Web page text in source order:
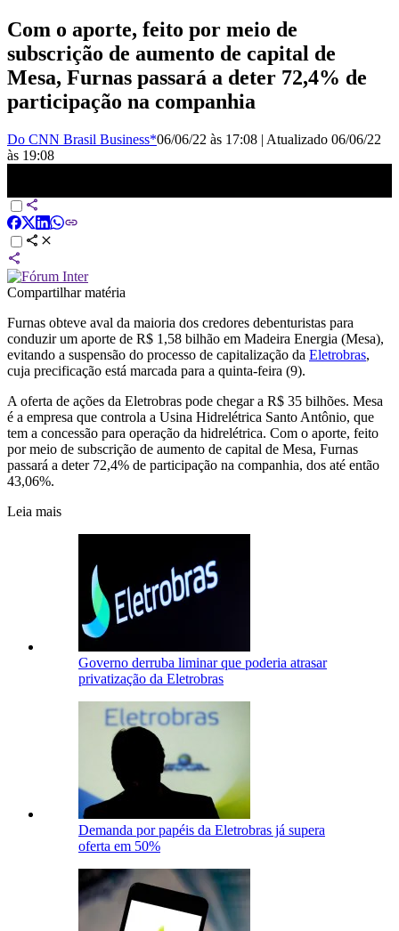
Com o aporte, feito por meio de
subscrição de aumento de capital de
Mesa, Furnas passará a deter 72,4% de
participação na companhia
Do CNN Brasil Business*06/06/22 às 17:08 | Atualizado 06/06/22
às 19:08
Compartilhar matéria
Furnas obteve aval da maioria dos credores debenturistas para
conduzir um aporte de R$ 1,58 bilhão em Madeira Energia (Mesa),
evitando a suspensão do processo de capitalização da Eletrobras,
cuja precificação está marcada para a quinta-feira (9).
A oferta de ações da Eletrobras pode chegar a R$ 35 bilhões. Mesa
é a empresa que controla a Usina Hidrelétrica Santo Antônio, que
tem a concessão para operação da hidrelétrica. Com o aporte, feito
por meio de subscrição de aumento de capital de Mesa, Furnas
passará a deter 72,4% de participação na companhia, dos até então
43,06%.
Leia mais
Governo derruba liminar que poderia atrasar
privatização da Eletrobras
Demanda por papéis da Eletrobras já supera
oferta em 50%